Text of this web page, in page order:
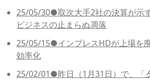
25/05/30●取次大手2社の決算が示
ビジネスの止まらぬ凋落
25/05/15●インプレスHDが上場を
効率化
25/02/01●昨日（1月31日）で、「